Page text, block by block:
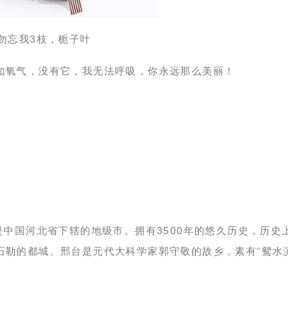
忘我3枝，栀子叶
气，没有它，我无法呼吸，你永远那么美丽！
国河北省下辖的地级市。拥有3500年的悠久历史，历史
的都城。邢台是元代大科学家郭守敬的故乡，素有“鸳水